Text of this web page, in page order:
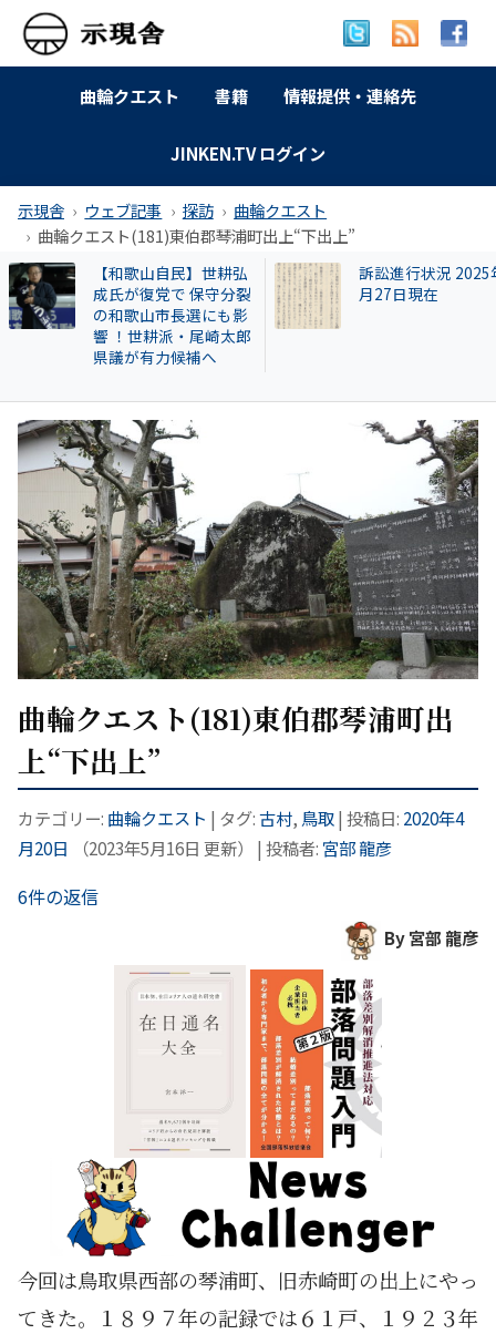
曲輪クエスト 書籍 情報提供・連絡先
JINKEN.TV ログイン
示現舎 ウェブ記事 探訪
曲輪クエスト
曲輪クエスト(181)東伯郡琴浦町出上“下出上”
訴訟進行状況 2025年9
月27日現在
曲輪クエスト(462)
本町広瀬
曲輪クエスト(181)東伯郡琴浦町出
上“下出上”
カテゴリー: 曲輪クエスト | タグ:古村, 鳥取| 投稿日: 2020年4
月20日
（2023年5月16日 更新） | 投稿者: 宮部 龍彦
6件の返信
By 宮部 龍彦
今回は鳥取県西部の琴浦町、旧赤崎町の出上にやっ
てきた。１８９７年の記録では６１戸、１９２３年